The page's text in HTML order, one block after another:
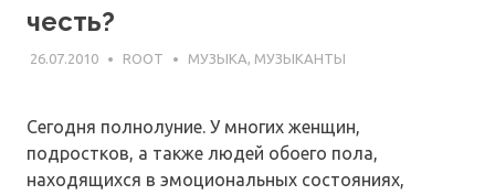
честь?
26.07.2010 ROOT МУЗЫКА, МУЗЫКАНТЫ
Сегодня полнолуние. У многих женщин,
подростков, а также людей обоего пола,
находящихся в эмоциональных состояниях,